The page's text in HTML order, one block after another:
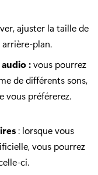
ajuster la taille de
plan.
:vous pourrez
de différents sons,
vous préférerez.
: lorsque vous
vous pourrez
ci.